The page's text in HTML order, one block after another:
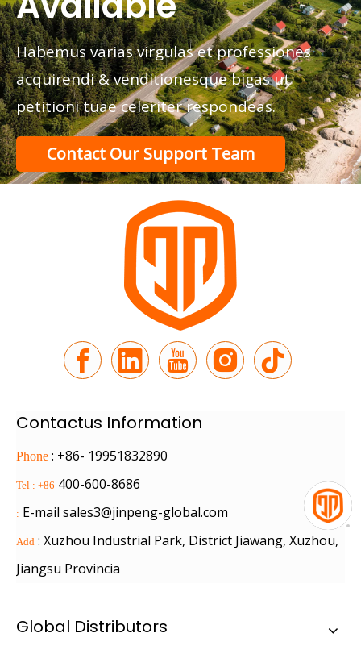
Habemus varias virgulas et professiones
acquirendi & venditionesque bigas ut
petitioni tuae celeriter respondeas.
Contact Our Support Team
Contactus Information
Phone : +86- 19951832890
Tel : +86 400-600-8686
: E-mail sales3@jinpeng-global.com
Add : Xuzhou Industrial Park, District Jiawang, Xuzhou,
Jiangsu Provincia
Global Distributors